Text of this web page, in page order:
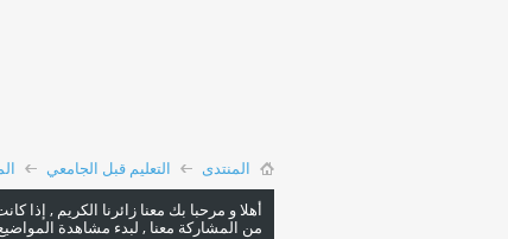
المنتدى التعليم قبل الجامعي
أهلا و مرحبا بك معنا زائرنا الكريم , إذا
من المشاركة معنا , لبدء مشاهدة المواضيع